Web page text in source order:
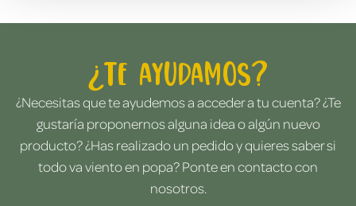
¿Te ayudamos?
¿Necesitas que te ayudemos a acceder a tu cuenta? ¿Te
gustaría proponernos alguna idea o algún nuevo
producto? ¿Has realizado un pedido y quieres saber si
todo va viento en popa? Ponte en contacto con
nosotros.